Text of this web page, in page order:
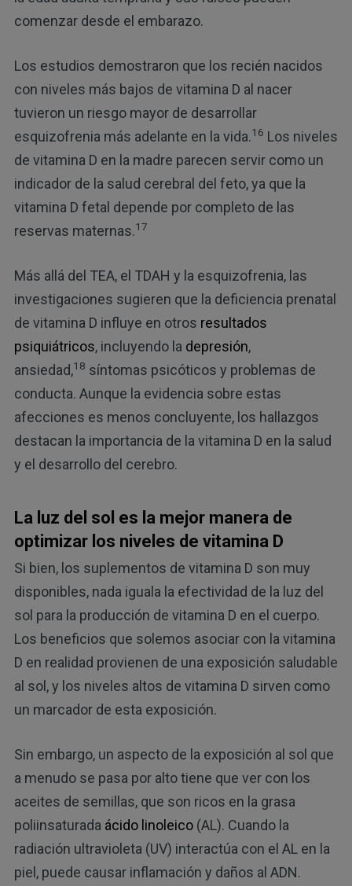
comenzar desde el embarazo.
Los estudios demostraron que los recién nacidos
con niveles más bajos de vitamina D al nacer
tuvieron un riesgo mayor de desarrollar
esquizofrenia más adelante en la vida.16 Los niveles
de vitamina D en la madre parecen servir como un
indicador de la salud cerebral del feto, ya que la
vitamina D fetal depende por completo de las
reservas maternas.17
Más allá del TEA, el TDAH y la esquizofrenia, las
investigaciones sugieren que la deficiencia prenatal
de vitamina D influye en otros resultados
psiquiátricos, incluyendo la depresión,
ansiedad,18 síntomas psicóticos y problemas de
conducta. Aunque la evidencia sobre estas
afecciones es menos concluyente, los hallazgos
destacan la importancia de la vitamina D en la salud
y el desarrollo del cerebro.
La luz del sol es la mejor manera de
optimizar los niveles de vitamina D
Si bien, los suplementos de vitamina D son muy
disponibles, nada iguala la efectividad de la luz del
sol para la producción de vitamina D en el cuerpo.
Los beneficios que solemos asociar con la vitamina
D en realidad provienen de una exposición saludable
al sol, y los niveles altos de vitamina D sirven como
un marcador de esta exposición.
Sin embargo, un aspecto de la exposición al sol que
a menudo se pasa por alto tiene que ver con los
aceites de semillas, que son ricos en la grasa
poliinsaturada ácido linoleico(AL). Cuando la
radiación ultravioleta (UV) interactúa con el AL en la
piel, puede causar inflamación y daños al ADN.